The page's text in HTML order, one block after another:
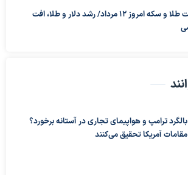
قیمت دلار،قیمت طلا و سکه امروز ۱۲ مرداد/ رشد دلار و طلا، افت
بالگرد ترامپ و هواپیمای تجاری در آستانه برخورد؟
مقامات آمریکا تحقیق می‌کنند